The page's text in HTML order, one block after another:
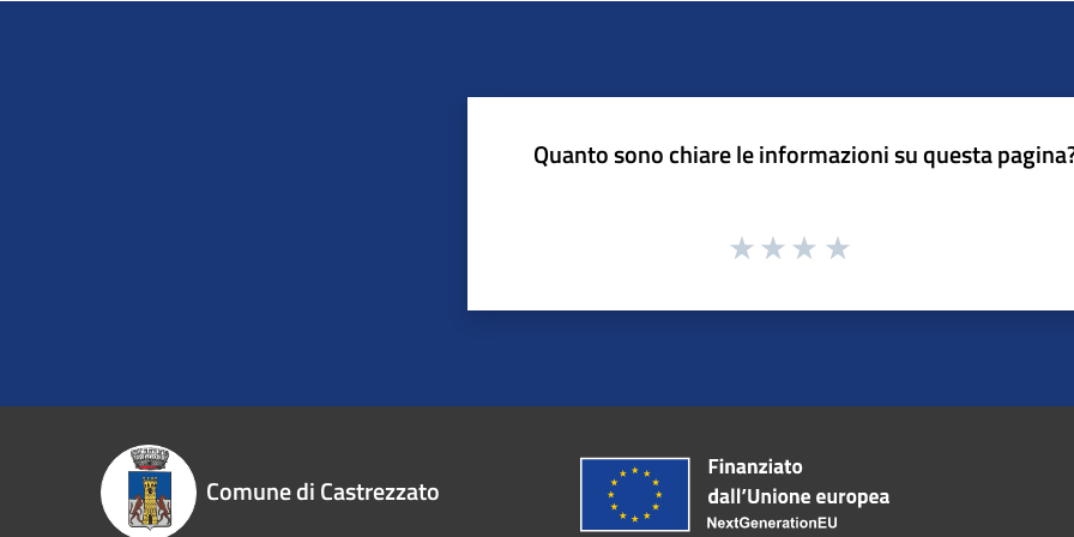
Quanto sono chiare le informazioni su questa
Comune di Castrezzato